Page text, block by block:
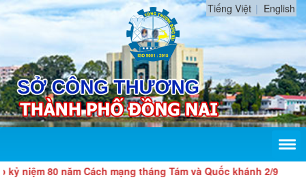
Tiếng Việt English
Cách mạng tháng Tám và Quốc khánh 2/9